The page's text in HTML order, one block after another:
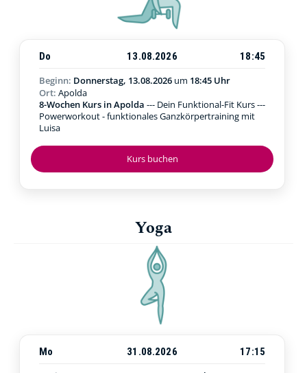
Kurs buchen
Do 13.08.2026
18:45
Beginn: Donnerstag, 13.08.2026 um 18:45 Uhr
Ort: Apolda
8-Wochen Kurs in Apolda --- Dein Funktional-Fit Kurs ---
Powerworkout - funktionales Ganzkörpertraining mit
Luisa
Yoga
Mo 31.08.2026
17:15